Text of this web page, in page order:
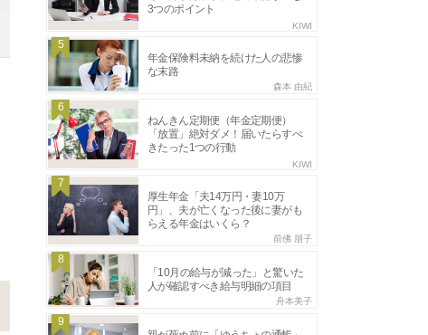
3つのポイント
KIWI
5
年金保険料未納を続けた人の悲惨
な末路
森本 由紀
6
ねんきん定期便（年金定期便）
「放置」絶対ダメ！届いたらすべ
きたった1つの行動
KIWI
7
厚生年金「夫14万円・妻10万
円」、夫が亡くなった後に妻がも
らえる年金はいくら？
前佛 朋子
8
「10月の給与が減った」と驚いた
人が確認すべき給与明細の項目
舟本美子
9